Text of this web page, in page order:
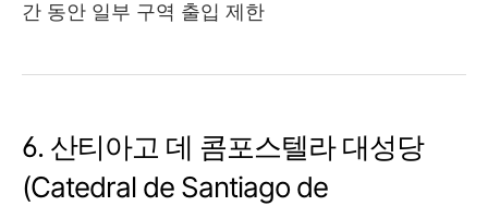
간 동안 일부 구역 출입 제한
6. 산티아고 데 콤포스텔라 대성당
(Catedral de Santiago de